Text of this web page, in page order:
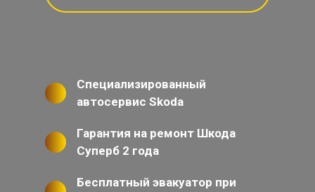
Специализированный
автосервис Skoda
Гарантия на ремонт Шкода
Суперб 2 года
Бесплатный эвакуатор при